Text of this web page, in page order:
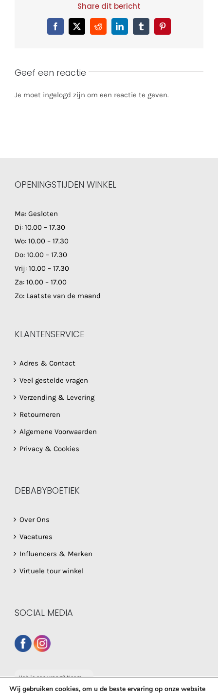
Share dit bericht
Facebook
X RedditLinkedInTumblrPinterest
Geef een reactie
Je moet ingelogd zijn om een reactie te geven.
OPENINGSTIJDEN WINKEL
Ma: Gesloten
Di: 10.00 – 17.30
Wo: 10.00 – 17.30
Do: 10.00 – 17.30
Vrij: 10.00 – 17.30
Za: 10.00 – 17.00
Zo: Laatste van de maand
KLANTENSERVICE
Adres & Contact
Veel gestelde vragen
Verzending & Levering
Retourneren
Algemene Voorwaarden
Privacy & Cookies
DEBABYBOETIEK
Over Ons
Vacatures
Influencers & Merken
Virtuele tour winkel
SOCIAL MEDIA
Heb je een vraag? Neem
dan gerust contact op
met onze whatsapp
Wij gebruiken cookies, om u de beste ervaring op onze website